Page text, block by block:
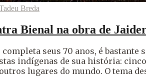
Breda
Bienal na obra de
completa seus 70 anos, é
indígenas de sua história:
lugares do mundo. O tema